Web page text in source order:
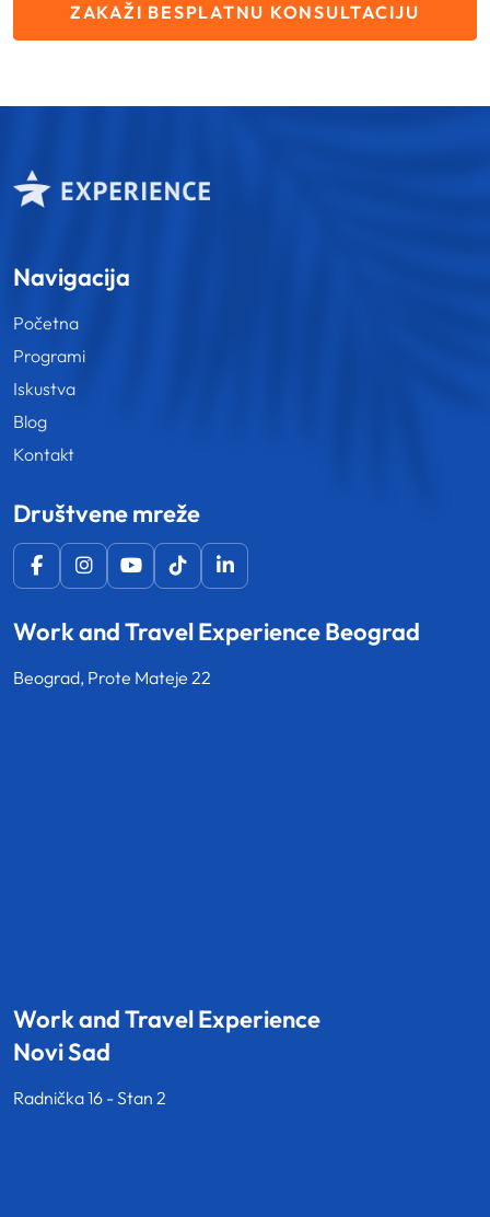
ZAKAŽI BESPLATNU KONSULTACIJU
Navigacija
Početna
Programi
Iskustva
Blog
Kontakt
Društvene mreže
Work and Travel Experience Beograd
Beograd, Prote Mateje 22
Work and Travel Experience
Novi Sad
Radnička 16 - Stan 2